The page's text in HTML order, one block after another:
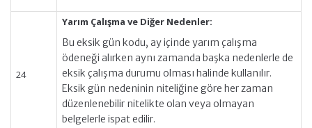
24
Yarım Çalışma ve Diğer Nedenler:
Bu eksik gün kodu, ay içinde yarım çalışma
ödeneği alırken aynı zamanda başka nedenlerle de
eksik çalışma durumu olması halinde kullanılır.
Eksik gün nedeninin niteliğine göre her zaman
düzenlenebilir nitelikte olan veya olmayan
belgelerle ispat edilir.